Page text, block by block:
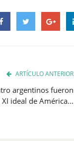
ARTÍCULO ANTERIOR
argentinos fueron
ideal de América...